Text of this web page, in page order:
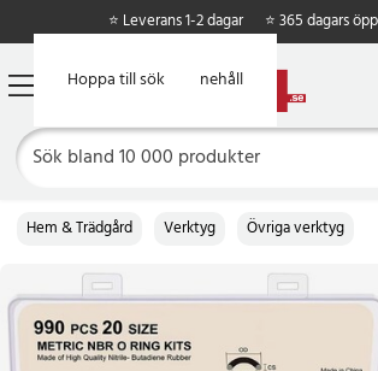
Hoppa till huvudinnehåll
Hoppa till sök
⭐ Leverans 1-2 dagar ⭐ 365 dagars
Hem & Trädgård Verktyg Övriga verktyg